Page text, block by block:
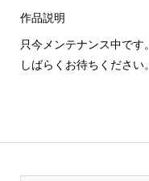
作品説明
只今メンテナンス中です。
しばらくお待ちください。